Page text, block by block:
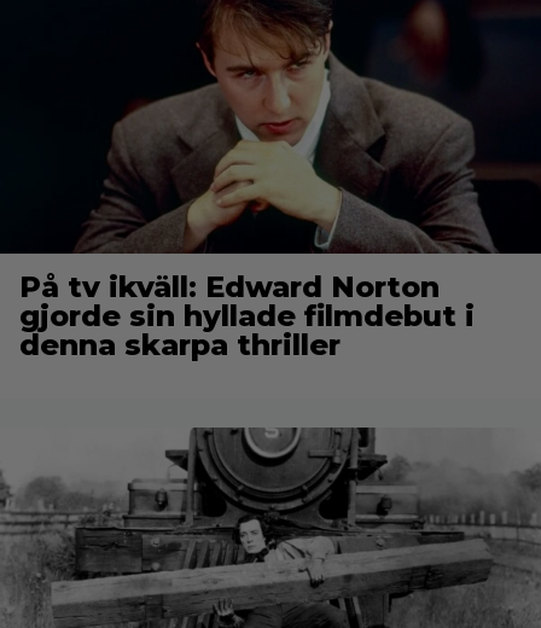
På tv ikväll: Edward Norton
gjorde sin hyllade filmdebut i
denna skarpa thriller